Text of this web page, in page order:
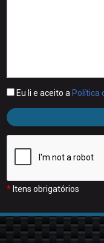
Eu li e aceito a Política
*Itens obrigatórios